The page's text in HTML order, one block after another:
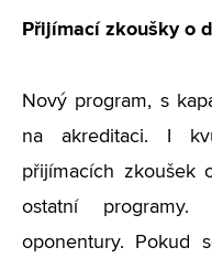
Přijímací zkoušky o
Nový program, s
na akreditaci. I
přijímacích zkoušek
ostatní programy.
oponentury. Pokud